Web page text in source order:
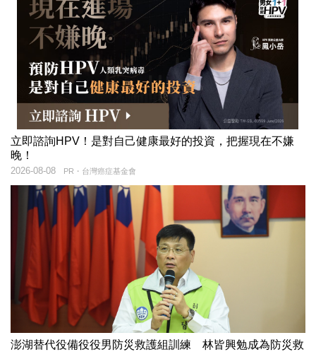
立即諮詢HPV！是對自己健康最好的投資，把握現在不嫌
晚！
PR・台灣癌症基金會
2026-08-08
澎湖替代役備役役男防災救護組訓練 林皆興勉成為防災救